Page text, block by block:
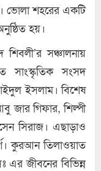
ভোলা শহরের একটি
হয়।
সঞ্চালনায়
সাংস্কৃতিক সংসদ
ইসলাম। বিশেষ
জার গিফার, শিল্পী
সিরাজ। এছাড়াও
কুরআন তিলাওয়াত
এর জীবনের বিভিন্ন